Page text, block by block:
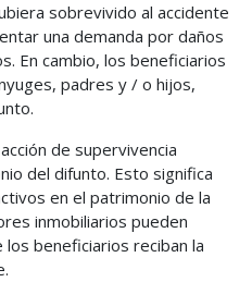
sobrevivido al accidente
una demanda por daños
En cambio, los beneficiarios
padres y / o hijos,
de supervivencia
del difunto. Esto significa
en el patrimonio de la
inmobiliarios pueden
beneficiarios reciban la